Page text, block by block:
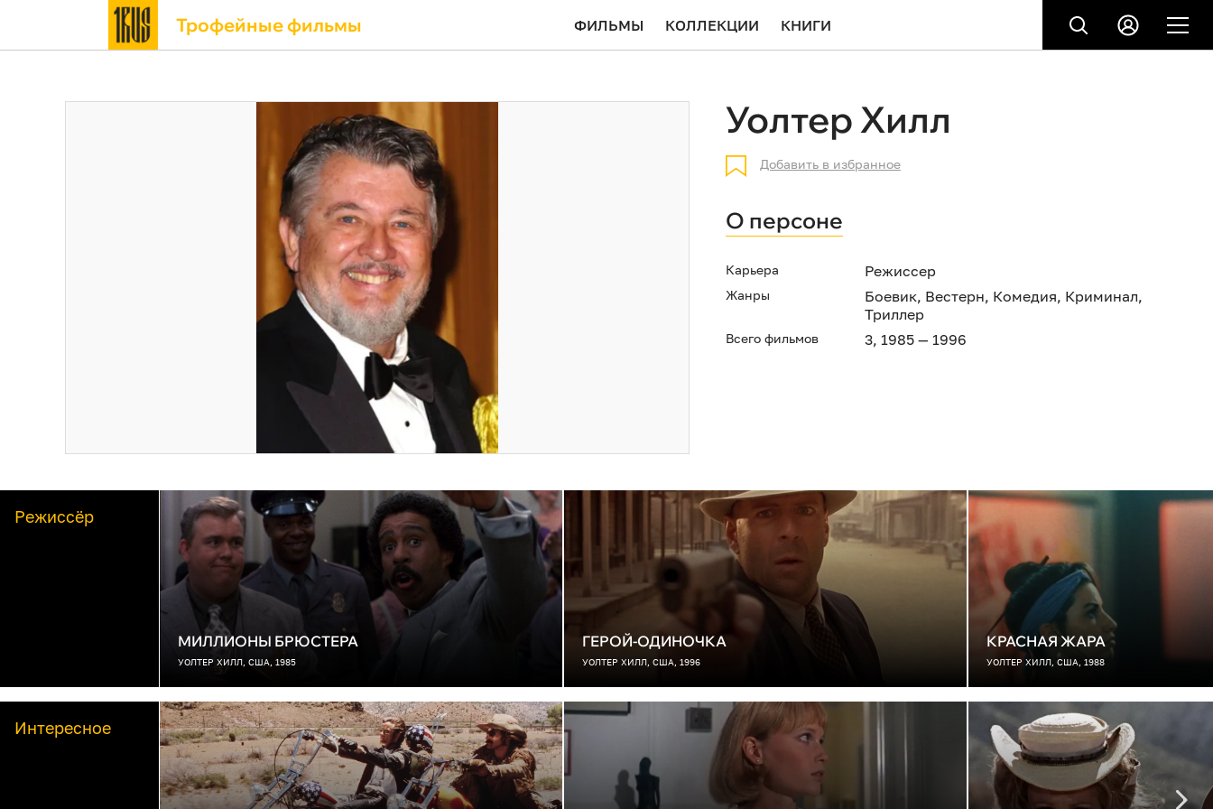
Трофейные фильмы ФИЛЬМЫ КОЛЛЕКЦИИ КНИГИ
Уолтер Хилл
Добавить в избранное
О персоне
Карьера Режиссер
Жанры Боевик, Вестерн, Комедия, Криминал,
Триллер
Всего фильмов 3, 1985 — 1996
Режиссёр
МИЛЛИОНЫ БРЮСТЕРА
УОЛТЕР ХИЛЛ, США, 1985
ГЕРОЙ-ОДИНОЧКА
УОЛТЕР ХИЛЛ, США, 1996
КРАСНАЯ ЖАРА
УОЛТЕР ХИЛЛ, США, 1988
Интересное